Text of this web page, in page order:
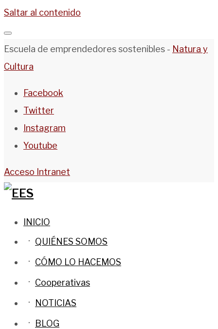
Saltar al contenido
Escuela de emprendedores sostenibles - Natura y
Cultura
Facebook
Twitter
Instagram
Youtube
Acceso Intranet
INICIO
QUIÉNES SOMOS
CÓMO LO HACEMOS
Cooperativas
NOTICIAS
BLOG